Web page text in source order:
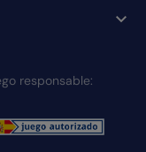
responsable: